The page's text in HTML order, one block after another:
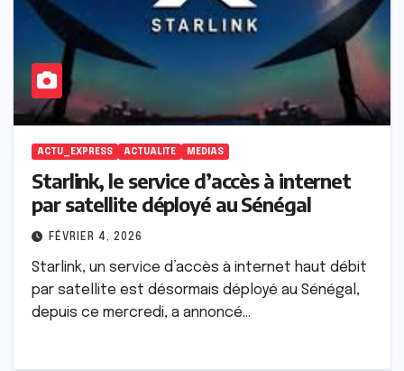
ACTU_EXPRESS ACTUALITE MEDIAS
Starlink, le service d’accès à internet
par satellite déployé au Sénégal
FÉVRIER 4, 2026
Starlink, un service d’accès à internet haut débit
par satellite est désormais déployé au Sénégal,
depuis ce mercredi, a annoncé…